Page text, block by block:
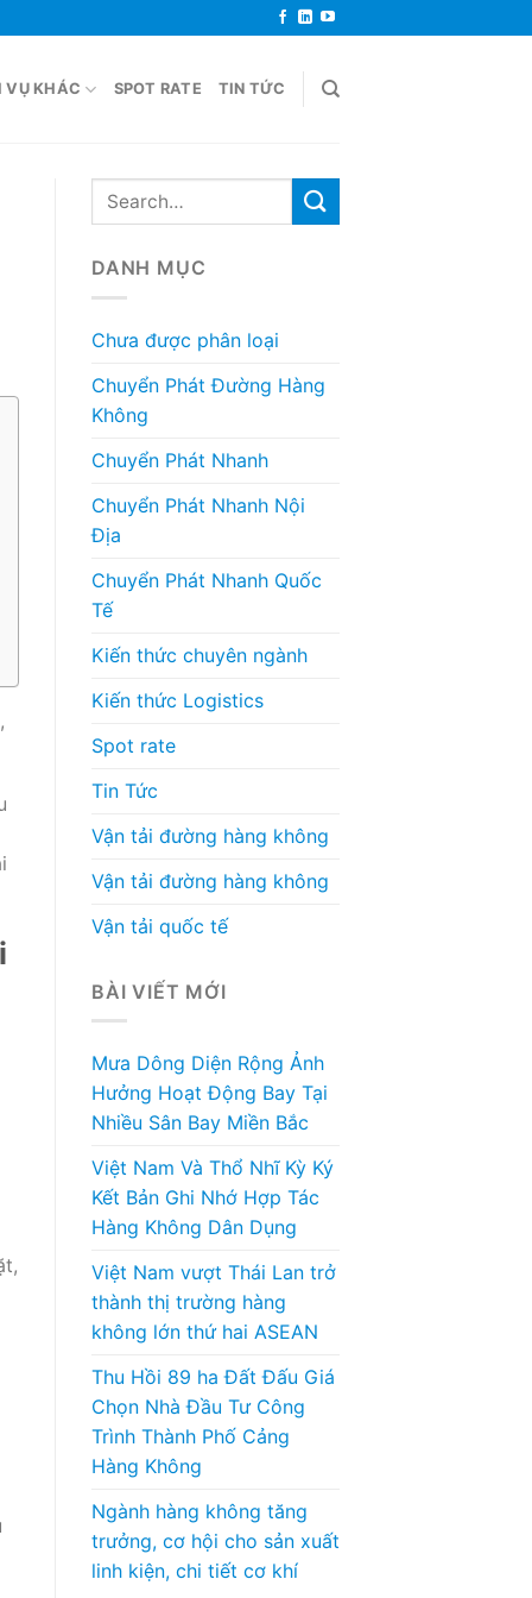
VỤ KHÁC SPOT RATE TIN TỨC
DANH MỤC
Chưa được phân loại
Chuyển Phát Đường Hàng
Không
Chuyển Phát Nhanh
Chuyển Phát Nhanh Nội
Địa
Chuyển Phát Nhanh Quốc
Tế
Kiến thức chuyên ngành
Kiến thức Logistics
Spot rate
Tin Tức
Vận tải đường hàng không
Vận tải đường hàng không
Vận tải quốc tế
BÀI VIẾT MỚI
Mưa Dông Diện Rộng Ảnh
Hưởng Hoạt Động Bay Tại
Nhiều Sân Bay Miền Bắc
Việt Nam Và Thổ Nhĩ Kỳ Ký
Kết Bản Ghi Nhớ Hợp Tác
Hàng Không Dân Dụng
Việt Nam vượt Thái Lan trở
thành thị trường hàng
không lớn thứ hai ASEAN
Thu Hồi 89 ha Đất Đấu Giá
Chọn Nhà Đầu Tư Công
Trình Thành Phố Cảng
Hàng Không
Ngành hàng không tăng
trưởng, cơ hội cho sản xuất
linh kiện, chi tiết cơ khí